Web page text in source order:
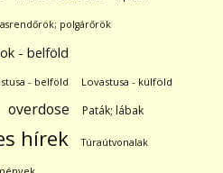
polgárőrök
- belföld
- belföld Lovastusa - külföld
overdose Paták; lábak
hírek Túraútvonalak